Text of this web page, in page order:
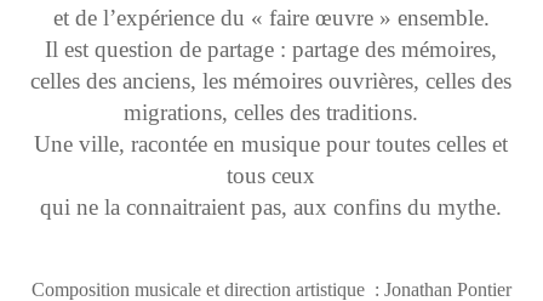
et de l’expérience du « faire œuvre » ensemble.
Il est question de partage : partage des mémoires,
celles des anciens, les mémoires ouvrières, celles des
migrations, celles des traditions.
Une ville, racontée en musique pour toutes celles et
tous ceux
qui ne la connaitraient pas, aux confins du mythe.
Composition musicale et direction artistique : Jonathan Pontier